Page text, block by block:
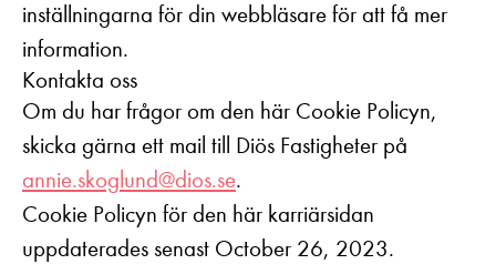
inställningarna för din webbläsare för att få mer
information.
Kontakta oss
Om du har frågor om den här Cookie Policyn,
skicka gärna ett mail till Diös Fastigheter på
annie.skoglund@dios.se.
Cookie Policyn för den här karriärsidan
uppdaterades senast October 26, 2023.